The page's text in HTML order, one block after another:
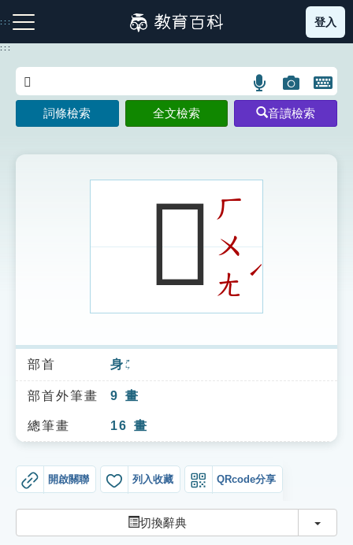
到
主
:::
注音索引圖示 筆畫索引圖示 部首索引表圖示
索引選單
知識索引
單字索引
登入
:::
語
言
搜
示
圖
片
搜
開
鍵
圖
詞條檢索 全文檢索 音讀檢索
𨉤ㄏ
ㄨ
ㄤ
ˊ
部首 身 ㄕㄣ
部首外筆畫 9 畫
總筆畫 16 畫
開啟關聯 列入收藏 QRcode分享
切換辭典 切換